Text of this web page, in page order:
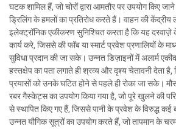
घटक शामिल हैं, जो चोरों द्वारा आमतौर पर उपयोग किए
ड्रिलिंग के हमलों का प्रतिरोध करते हैं। वाहन की केंद्रीय
इलेक्ट्रॉनिक एकीकरण सुनिश्चित करता है कि यह
कार्य करे, जिससे की फॉब या स्मार्ट प्रवेश प्रणालियों के
सुविधा प्रदान की जा सके। उन्नत डिज़ाइनों में अलार्म
हस्तक्षेप का पता लगाते ही श्रव्य और दृश्य चेतावनी देता
प्रयासों को उनके घटित होने से पहले ही रोका जा सके।
रबर गैस्केट्स का उपयोग किया गया है, जो पूरे खुलने की
से स्थापित किए गए हैं, जिससे पानी के प्रवेश के विरुद्ध कई
उन्नत यौगिक सूत्रों का उपयोग करते हैं, जो तापमान के